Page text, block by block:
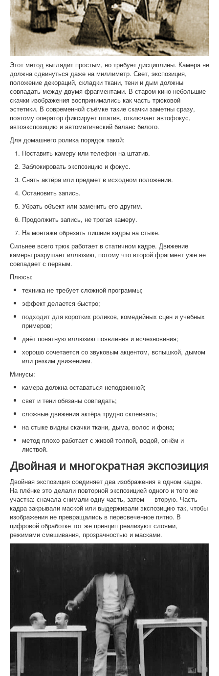
Этот метод выглядит простым, но требует дисциплины. Камера не
должна сдвинуться даже на миллиметр. Свет, экспозиция,
положение декораций, складки ткани, тени и дым должны
совпадать между двумя фрагментами. В старом кино небольшие
скачки изображения воспринимались как часть трюковой
эстетики. В современной съёмке такие скачки заметны сразу,
поэтому оператор фиксирует штатив, отключает автофокус,
автоэкспозицию и автоматический баланс белого.
Для домашнего ролика порядок такой:
Поставить камеру или телефон на штатив.
Заблокировать экспозицию и фокус.
Снять актёра или предмет в исходном положении.
Остановить запись.
Убрать объект или заменить его другим.
Продолжить запись, не трогая камеру.
На монтаже обрезать лишние кадры на стыке.
Сильнее всего трюк работает в статичном кадре. Движение
камеры разрушает иллюзию, потому что второй фрагмент уже не
совпадает с первым.
Плюсы:
техника не требует сложной программы;
эффект делается быстро;
подходит для коротких роликов, комедийных сцен и учебных
примеров;
даёт понятную иллюзию появления и исчезновения;
хорошо сочетается со звуковым акцентом, вспышкой, дымом
или резким движением.
Минусы:
камера должна оставаться неподвижной;
свет и тени обязаны совпадать;
сложные движения актёра трудно склеивать;
на стыке видны скачки ткани, дыма, волос и фона;
метод плохо работает с живой толпой, водой, огнём и
листвой.
Двойная и многократная экспозиция
Двойная экспозиция соединяет два изображения в одном кадре.
На плёнке это делали повторной экспозицией одного и того же
участка: сначала снимали одну часть, затем — вторую. Часть
кадра закрывали маской или выдерживали экспозицию так, чтобы
изображения не превращались в пересвеченное пятно. В
цифровой обработке тот же принцип реализуют слоями,
режимами смешивания, прозрачностью и масками.